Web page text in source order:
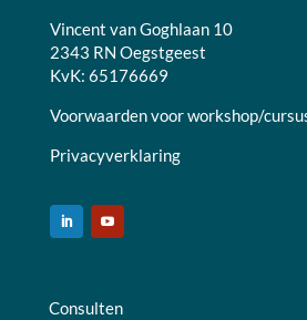
Vincent van Goghlaan 10
2343 RN Oegstgeest
KvK: 65176669
Voorwaarden voor workshop/
Privacyverklaring
Consulten